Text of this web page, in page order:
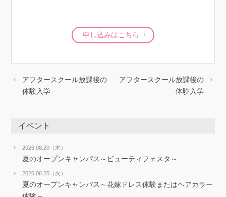
申し込みはこちら
アフタースクール放課後の
体験入学
アフタースクール放課後の
体験入学
イベント
2026.08.20（木）
夏のオープンキャンパス～ビューティフェスタ～
2026.08.25（火）
夏のオープンキャンパス～花嫁ドレス体験またはヘアカラー